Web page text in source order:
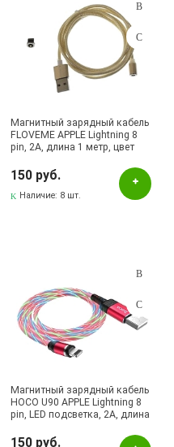
Магнитный зарядный кабель
FLOVEME APPLE Lightning 8
pin, 2A, длина 1 метр, цвет
150 руб.
Наличие: 8 шт.
Магнитный зарядный кабель
HOCO U90 APPLE Lightning 8
pin, LED подсветка, 2A, длина
Последняя цена
150 руб.